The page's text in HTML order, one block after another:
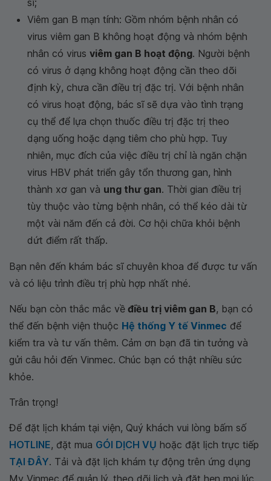
sĩ;
Viêm gan B mạn tính: Gồm nhóm bệnh nhân có
virus viêm gan B không hoạt động và nhóm bệnh
nhân có virus viêm gan B hoạt động. Người bệnh
có virus ở dạng không hoạt động cần theo dõi
định kỳ, chưa cần điều trị đặc trị. Với bệnh nhân
có virus hoạt động, bác sĩ sẽ dựa vào tình trạng
cụ thể để lựa chọn thuốc điều trị đặc trị theo
dạng uống hoặc dạng tiêm cho phù hợp. Tuy
nhiên, mục đích của việc điều trị chỉ là ngăn chặn
virus HBV phát triển gây tổn thương gan, hình
thành xơ gan và ung thư gan. Thời gian điều trị
tùy thuộc vào từng bệnh nhân, có thể kéo dài từ
một vài năm đến cả đời. Cơ hội chữa khỏi bệnh
dứt điểm rất thấp.
Bạn nên đến khám bác sĩ chuyên khoa để được tư vấn
và có liệu trình điều trị phù hợp nhất nhé.
Nếu bạn còn thắc mắc về điều trị viêm gan B, bạn có
thể đến bệnh viện thuộc Hệ thống Y tế Vinmec để
kiểm tra và tư vấn thêm. Cảm ơn bạn đã tin tưởng và
gửi câu hỏi đến Vinmec. Chúc bạn có thật nhiều sức
khỏe.
Trân trọng!
Để đặt lịch khám tại viện, Quý khách vui lòng bấm số
HOTLINE, đặt mua GÓI DỊCH VỤ hoặc đặt lịch trực tiếp
TẠI ĐÂY. Tải và đặt lịch khám tự động trên ứng dụng
My Vinmec để quản lý, theo dõi lịch và đặt hẹn mọi lúc